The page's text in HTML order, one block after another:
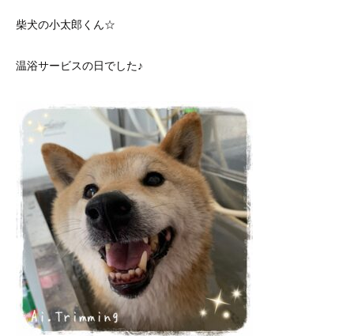
柴犬の小太郎くん☆
温浴サービスの日でした♪